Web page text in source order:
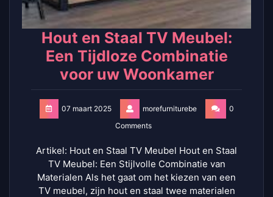
Hout en Staal TV Meubel:
Een Tijdloze Combinatie
voor uw Woonkamer
07 maart 2025 morefurniturebe
0
Comments
Artikel: Hout en Staal TV Meubel Hout en Staal
TV Meubel: Een Stijlvolle Combinatie van
Materialen Als het gaat om het kiezen van een
TV meubel, zijn hout en staal twee materialen